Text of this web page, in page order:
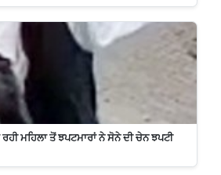
ਮਹਿਲਾ ਤੋਂ ਝਪਟਮਾਰਾਂ ਨੇ ਸੋਨੇ ਦੀ ਚੇਨ ਝਪਟੀ